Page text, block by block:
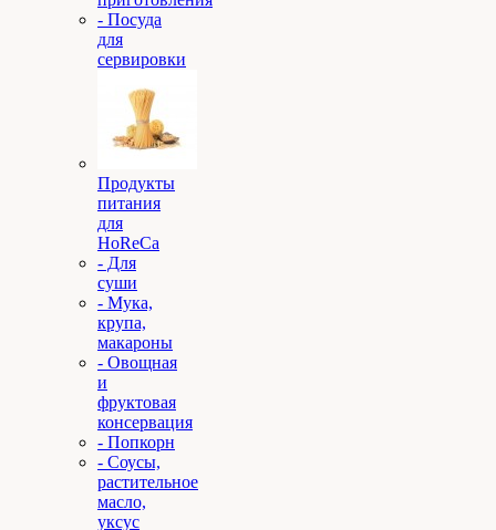
- Посуда
для
сервировки
Продукты
питания
для
HoReCa
- Для
суши
- Мука,
крупа,
макароны
- Овощная
и
фруктовая
консервация
- Попкорн
- Соусы,
растительное
масло,
уксус